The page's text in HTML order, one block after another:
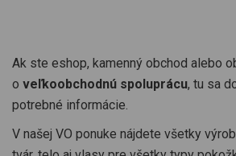
Ak ste eshop, kamenný obchod alebo
o veľkoobchodnú spoluprácu, tu sa
potrebné informácie.
V našej VO ponuke nájdete všetky